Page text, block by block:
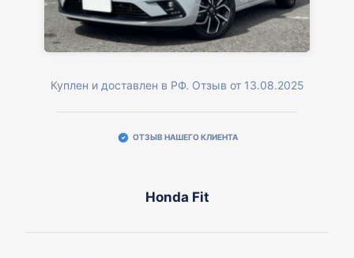
Куплен и доставлен в РФ. Отзыв от 13.08.2025
ОТЗЫВ НАШЕГО КЛИЕНТА
Honda Fit